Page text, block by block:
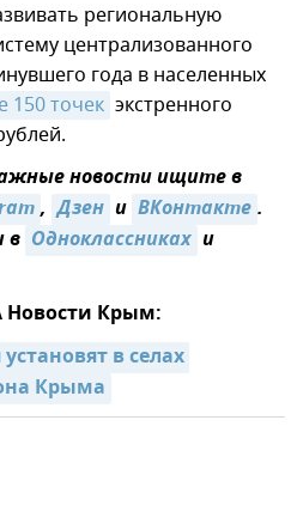
региональную
централизованного
года в населенных
150 точек экстренного
новости ищите в
, Дзен и ВКонтакте.
в Одноклассниках и
Новости Крым:
в селах
Крыма